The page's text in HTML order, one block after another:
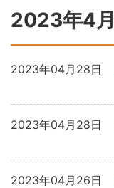
2023年4月
2023年04月28日
2023年04月28日
2023年04月26日